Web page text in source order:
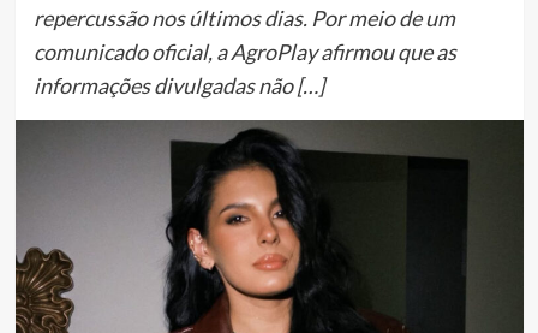
repercussão nos últimos dias. Por meio de um
comunicado oficial, a AgroPlay afirmou que as
informações divulgadas não […]